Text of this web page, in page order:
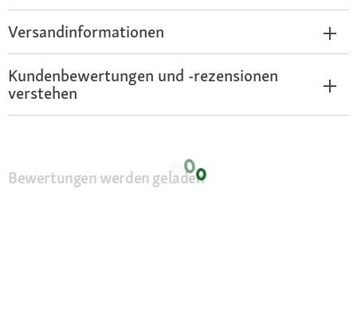
Versandinformationen
Kundenbewertungen und -rezensionen
verstehen
Bewertungen werden geladen